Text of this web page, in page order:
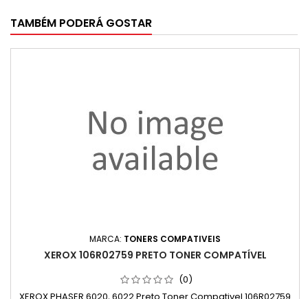
TAMBÉM PODERÁ GOSTAR
MARCA: TONERS COMPATIVEIS
XEROX 106R02759 PRETO TONER COMPATÍVEL
(0)